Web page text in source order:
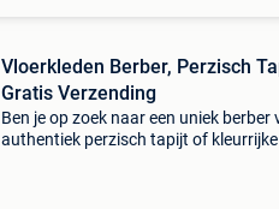
Vloerkleden Berber, Perzisch
Gratis Verzending
Ben je op zoek naar een uniek berber
authentiek perzisch tapijt of kleurrijke